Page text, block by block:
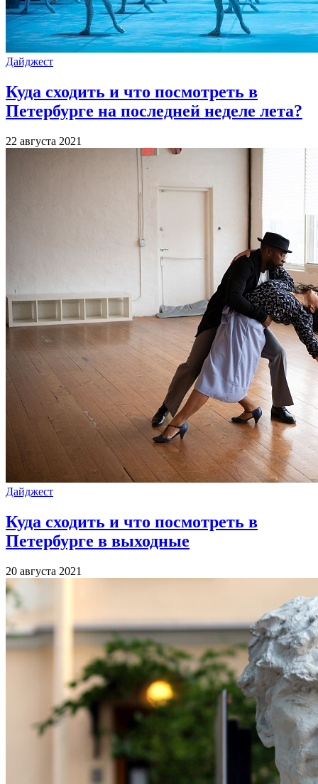
Дайджест
Куда сходить и что посмотреть в
Петербурге на последней неделе лета?
22 августа 2021
Дайджест
Куда сходить и что посмотреть в
Петербурге в выходные
20 августа 2021